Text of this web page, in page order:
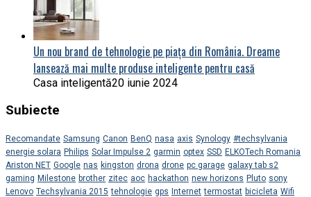
Un nou brand de tehnologie pe piața din România. Dreame
lansează mai multe produse inteligente pentru casă
Casa inteligentă20 iunie 2024
Subiecte
Recomandate Samsung Canon BenQ nasa axis Synology #techsylvania
energie solara Philips Solar Impulse 2 garmin optex SSD ELKOTech Romania
Ariston NET Google nas kingston drona drone pc garage galaxy tab s2
gaming Milestone brother zitec aoc hackathon new horizons Pluto sony
Lenovo Techsylvania 2015 tehnologie gps Internet termostat bicicleta Wifi